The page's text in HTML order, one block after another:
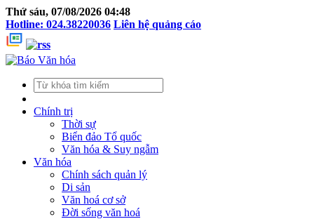
Thứ sáu, 07/08/2026 04:48
Hotline: 024.38220036 Liên hệ quảng cáo
Chính trị
Thời sự
Biển đảo Tổ quốc
Văn hóa & Suy ngẫm
Văn hóa
Chính sách quản lý
Di sản
Văn hoá cơ sở
Đời sống văn hoá